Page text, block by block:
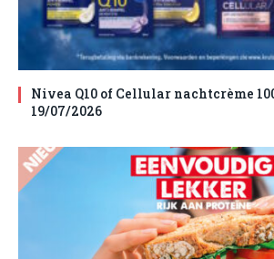
Nivea Q10 of Cellular nachtcrème
19/07/2026